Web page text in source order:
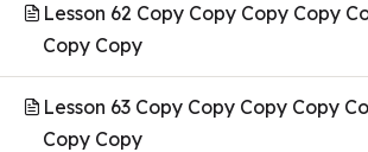
Lesson 62 Copy Copy Copy Copy
Copy Copy
Lesson 63 Copy Copy Copy Copy
Copy Copy